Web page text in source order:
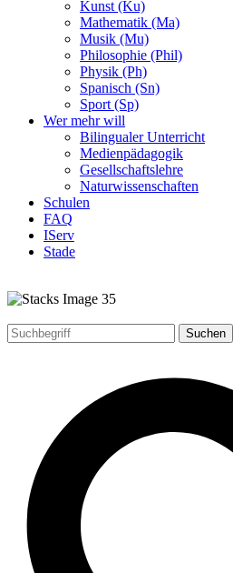
Kunst (Ku)
Mathematik (Ma)
Musik (Mu)
Philosophie (Phil)
Physik (Ph)
Spanisch (Sn)
Sport (Sp)
Wer mehr will
Bilingualer Unterricht
Medienpädagogik
Gesellschaftslehre
Naturwissenschaften
Schulen
FAQ
IServ
Stade
Suchen